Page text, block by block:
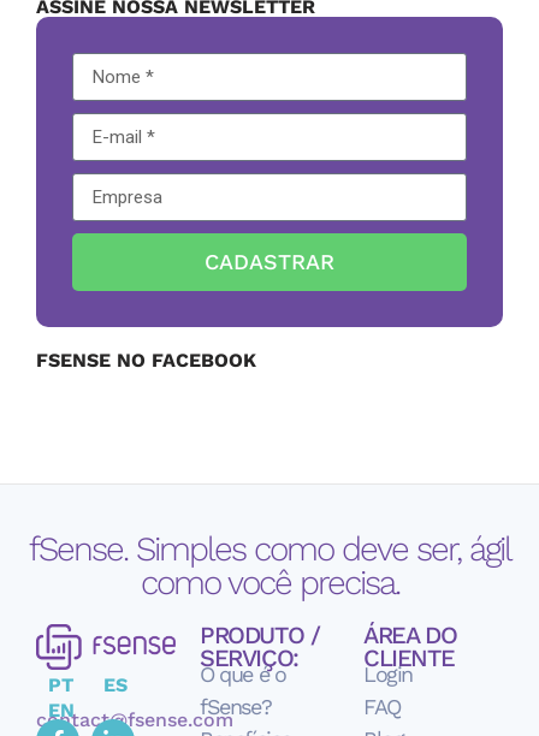
ASSINE NOSSA NEWSLETTER
CADASTRAR
FSENSE NO FACEBOOK
fSense. Simples como deve ser, ágil
como você precisa.
PT
ES
EN
contact@fsense.com
PRODUTO /
SERVIÇO:
O que é o
fSense?
ÁREA DO
CLIENTE
Login
FAQ